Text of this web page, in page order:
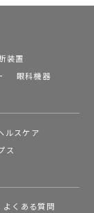
装置
眼科機器
ルスケア
ス
よくある質問